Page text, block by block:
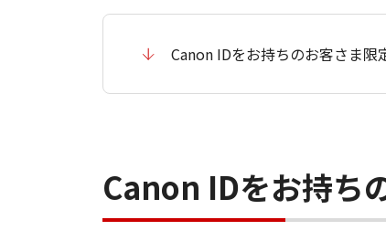
Canon IDをお持ちのお客さま限
Canon IDをお持ち